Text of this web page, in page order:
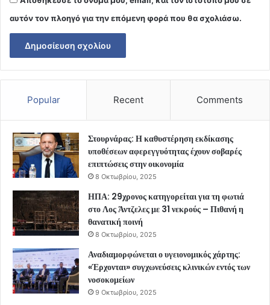
αυτόν τον πλοηγό για την επόμενη φορά που θα σχολιάσω.
Popular Recent Comments
Στουρνάρας: Η καθυστέρηση εκδίκασης
υποθέσεων αφερεγγυότητας έχουν σοβαρές
επιπτώσεις στην οικονομία
8 Οκτωβρίου, 2025
ΗΠΑ: 29χρονος κατηγορείται για τη φωτιά
στο Λος Άντζελες με 31 νεκρούς – Πιθανή η
θανατική ποινή
8 Οκτωβρίου, 2025
Αναδιαμορφώνεται ο υγειονομικός χάρτης:
«Έρχονται» συγχωνεύσεις κλινικών εντός των
νοσοκομείων
9 Οκτωβρίου, 2025